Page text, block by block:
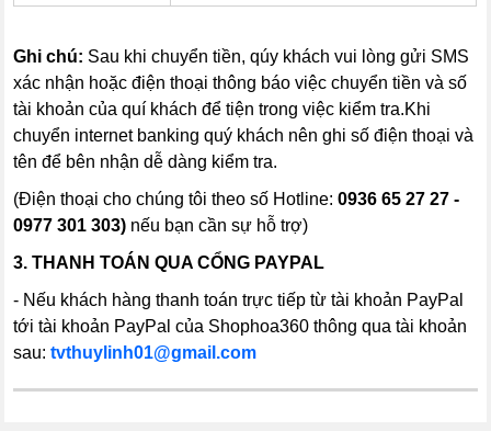
Ghi chú: Sau khi chuyển tiền, qúy khách vui lòng gửi SMS
xác nhận hoặc điện thoại thông báo việc chuyển tiền và số
tài khoản của quí khách để tiện trong việc kiểm tra.Khi
chuyển internet banking quý khách nên ghi số điện thoại và
tên để bên nhận dễ dàng kiểm tra.
(Điện thoại cho chúng tôi theo số Hotline:0936 65 27 27 -
0977 301 303) nếu bạn cần sự hỗ trợ)
3. THANH TOÁN QUA CỔNG PAYPAL
- Nếu khách hàng thanh toán trực tiếp từ tài khoản PayPal
tới tài khoản PayPal của Shophoa360 thông qua tài khoản
sau:tvthuylinh01@gmail.com